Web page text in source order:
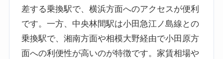
差する乗換駅で、横浜方面へのアクセスが便利
です。一方、中央林間駅は小田急江ノ島線との
乗換駅で、湘南方面や相模大野経由で小田原方
面への利便性が高いのが特徴です。家賃相場や